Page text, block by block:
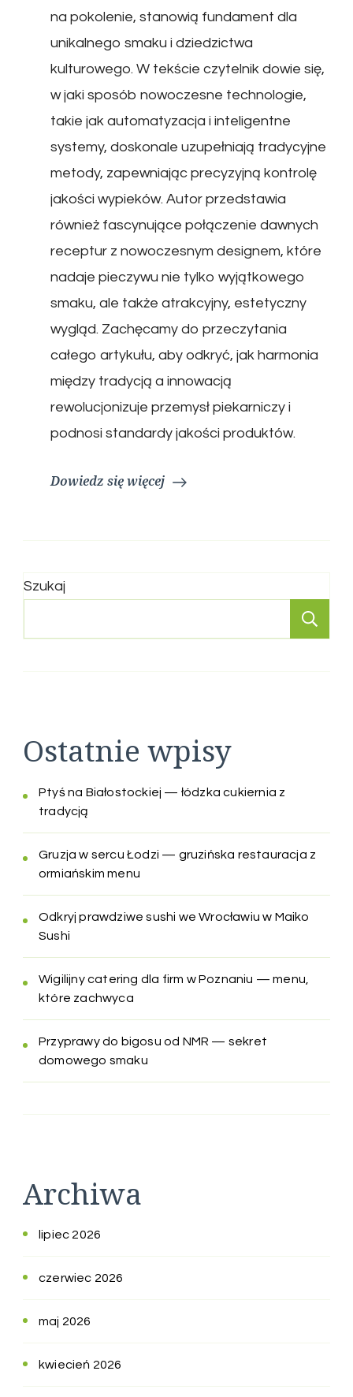
na pokolenie, stanowią fundament dla
unikalnego smaku i dziedzictwa
kulturowego. W tekście czytelnik dowie się,
w jaki sposób nowoczesne technologie,
takie jak automatyzacja i inteligentne
systemy, doskonale uzupełniają tradycyjne
metody, zapewniając precyzyjną kontrolę
jakości wypieków. Autor przedstawia
również fascynujące połączenie dawnych
receptur z nowoczesnym designem, które
nadaje pieczywu nie tylko wyjątkowego
smaku, ale także atrakcyjny, estetyczny
wygląd. Zachęcamy do przeczytania
całego artykułu, aby odkryć, jak harmonia
między tradycją a innowacją
rewolucjonizuje przemysł piekarniczy i
podnosi standardy jakości produktów.
Dowiedz się więcej
Szukaj
Ostatnie wpisy
Ptyś na Białostockiej — łódzka cukiernia z
tradycją
Gruzja w sercu Łodzi — gruzińska restauracja z
ormiańskim menu
Odkryj prawdziwe sushi we Wrocławiu w Maiko
Sushi
Wigilijny catering dla firm w Poznaniu — menu,
które zachwyca
Przyprawy do bigosu od NMR — sekret
domowego smaku
Archiwa
lipiec 2026
czerwiec 2026
maj 2026
kwiecień 2026